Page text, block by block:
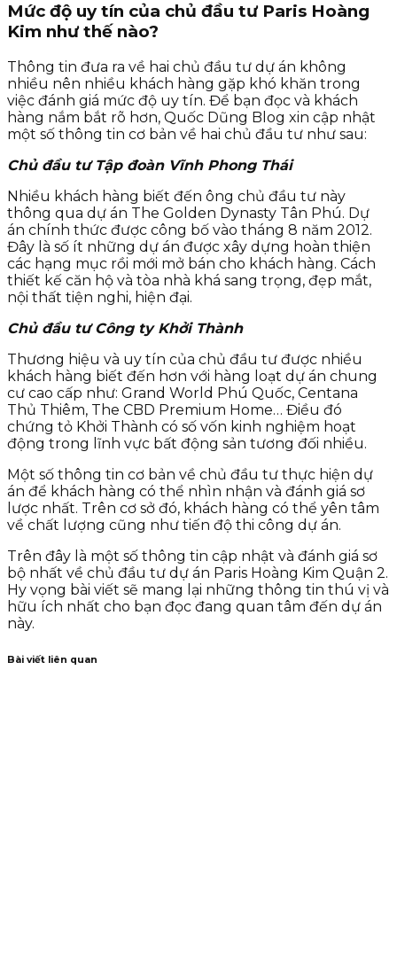
Mức độ uy tín của chủ đầu tư Paris Hoàng
Kim như thế nào?
Thông tin đưa ra về hai chủ đầu tư dự án không
nhiều nên nhiều khách hàng gặp khó khăn trong
việc đánh giá mức độ uy tín. Để bạn đọc và khách
hàng nắm bắt rõ hơn, Quốc Dũng Blog xin cập nhật
một số thông tin cơ bản về hai chủ đầu tư như sau:
Chủ đầu tư Tập đoàn Vĩnh Phong Thái
Nhiều khách hàng biết đến ông chủ đầu tư này
thông qua dự án The Golden Dynasty Tân Phú. Dự
án chính thức được công bố vào tháng 8 năm 2012.
Đây là số ít những dự án được xây dựng hoàn thiện
các hạng mục rồi mới mở bán cho khách hàng. Cách
thiết kế căn hộ và tòa nhà khá sang trọng, đẹp mắt,
nội thất tiện nghi, hiện đại.
Chủ đầu tư Công ty Khởi Thành
Thương hiệu và uy tín của chủ đầu tư được nhiều
khách hàng biết đến hơn với hàng loạt dự án chung
cư cao cấp như: Grand World Phú Quốc, Centana
Thủ Thiêm, The CBD Premium Home… Điều đó
chứng tỏ Khởi Thành có số vốn kinh nghiệm hoạt
động trong lĩnh vực bất động sản tương đối nhiều.
Một số thông tin cơ bản về chủ đầu tư thực hiện dự
án để khách hàng có thể nhìn nhận và đánh giá sơ
lược nhất. Trên cơ sở đó, khách hàng có thể yên tâm
về chất lượng cũng như tiến độ thi công dự án.
Trên đây là một số thông tin cập nhật và đánh giá sơ
bộ nhất về chủ đầu tư dự án Paris Hoàng Kim Quận 2.
Hy vọng bài viết sẽ mang lại những thông tin thú vị và
hữu ích nhất cho bạn đọc đang quan tâm đến dự án
này.
Bài viết liên quan